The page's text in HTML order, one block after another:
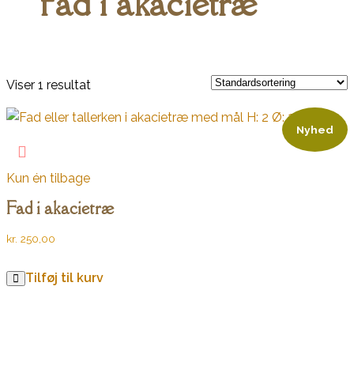
Viser 1 resultat
Nyhed
Kun én tilbage
Fad i akacietræ
kr. 250,00
Tilføj til kurv